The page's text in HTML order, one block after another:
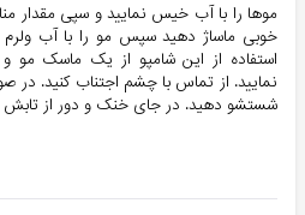
موها را با آب خیس نمایید و سپی مقدار
خوبی ماساژ دهید سپس مو را با آب ولرم
استفاده از این شامپو از یک ماسک مو
نمایید. از تماس با چشم اجتناب کنید. در
شستشو دهید. در جای خنک و دور از تابش